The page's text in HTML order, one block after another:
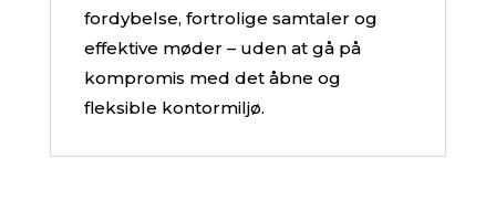
fordybelse, fortrolige samtaler og
effektive møder – uden at gå på
kompromis med det åbne og
fleksible kontormiljø.